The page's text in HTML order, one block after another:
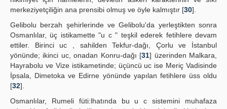
merkeziyetçiliğin ana prensibi olmuş ve öyle kalmıştır [30].
Gelibolu berzah şehirlerinde ve Gelibolu'da yerleştikten sonra
Osmanlılar, üç istikamette "u c " teşkil ederek fetihlere devam
ettiler. Birinci uc , sahilden Tekfur-dağı, Çorlu ve İstanbul
yönünde; ikinci uc, onadan Konru-dağı [31] üzerinden Malkara,
Hayrabolu ve Vize istikametinde; üçüncü uc ise Meriç Vadisinde
İpsala, Dimetoka ve Edirne yönünde yapılan fetihlere üss oldu
[32].
Osmanlılar, Rumeli füti:lhatında bu u c sistemini muhafaza